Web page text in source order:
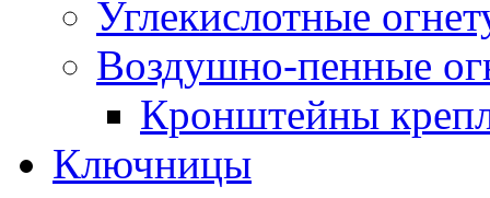
Углекислотные
Воздушно-пенные
Кронштейны
Ключницы